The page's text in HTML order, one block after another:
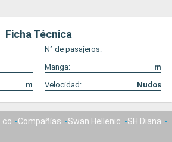
Ficha Técnica
N° de pasajeros:
Manga:
m
m Velocidad: Nudos
Compañías Swan Hellenic
SH Diana